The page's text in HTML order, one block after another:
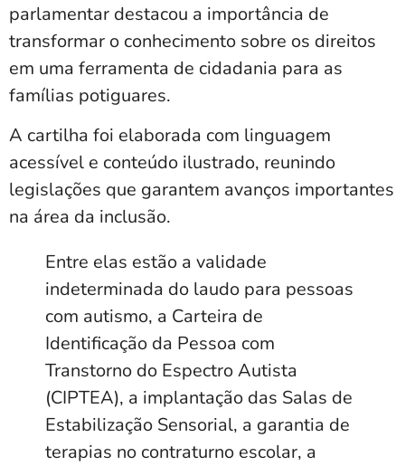
parlamentar destacou a importância de
transformar o conhecimento sobre os direitos
em uma ferramenta de cidadania para as
famílias potiguares.
A cartilha foi elaborada com linguagem
acessível e conteúdo ilustrado, reunindo
legislações que garantem avanços importantes
na área da inclusão.
Entre elas estão a validade
indeterminada do laudo para pessoas
com autismo, a Carteira de
Identificação da Pessoa com
Transtorno do Espectro Autista
(CIPTEA), a implantação das Salas de
Estabilização Sensorial, a garantia de
terapias no contraturno escolar, a